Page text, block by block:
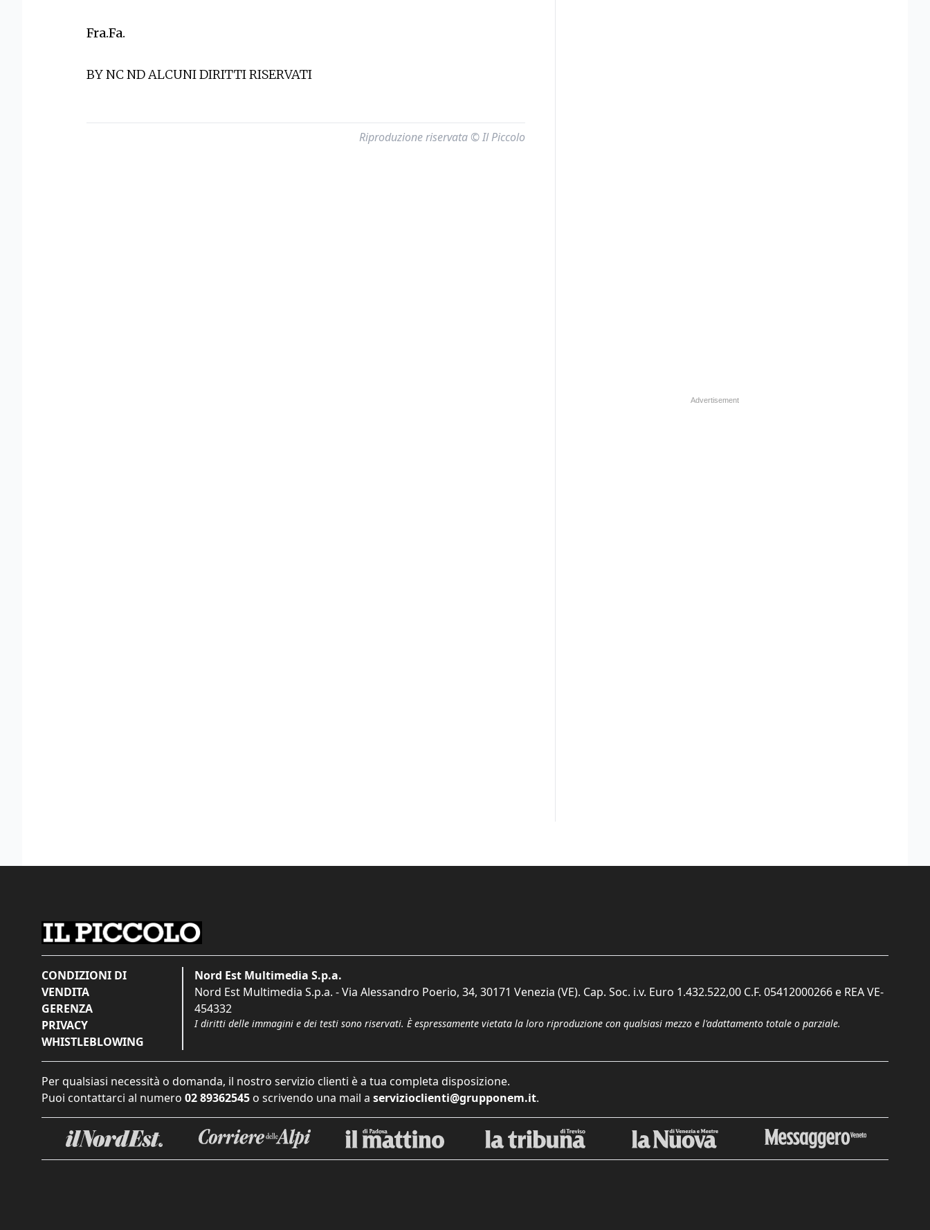
Fra.Fa.
BY NC ND ALCUNI DIRITTI RISERVATI
Riproduzione riservata © Il Piccolo
CONDIZIONI DI
VENDITA
GERENZA
PRIVACY
WHISTLEBLOWING
Nord Est Multimedia S.p.a.
Nord Est Multimedia S.p.a. - Via Alessandro Poerio, 34, 30171 Venezia (VE). Cap. Soc. i.v. Euro 1.432.522,00 C.F. 05412000266 e REA VE-
454332
I diritti delle immagini e dei testi sono riservati. È espressamente vietata la loro riproduzione con qualsiasi mezzo e l'adattamento totale o parziale.
Per qualsiasi necessità o domanda, il nostro servizio clienti è a tua completa disposizione.
Puoi contattarci al numero 02 89362545 o scrivendo una mail a servizioclienti@grupponem.it.